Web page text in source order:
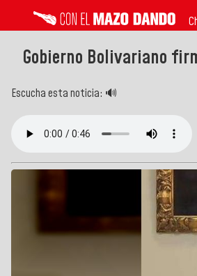
Gobierno Bolivariano
Escucha esta noticia: 🔊